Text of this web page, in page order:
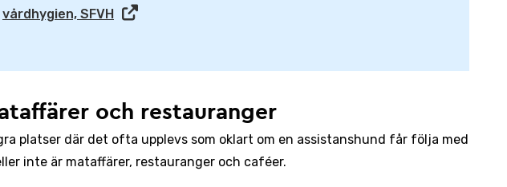
vårdhygien, SFVH
och restauranger
platser där det ofta upplevs som oklart om en assistanshund får följa med
inte är mataffärer, restauranger och caféer.